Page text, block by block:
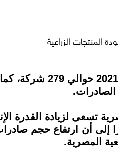
المنتجات الزراعية
ووصل عدد الشركات
تسعى لزيادة القدرة